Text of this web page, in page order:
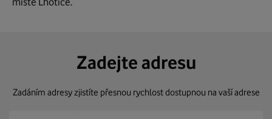
Zadejte adresu
Zadáním adresy zjistíte přesnou rychlost dostupnou na vaší adrese